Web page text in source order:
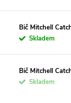
Bič Mitchell
Skladem
Bič Mitchell
Skladem